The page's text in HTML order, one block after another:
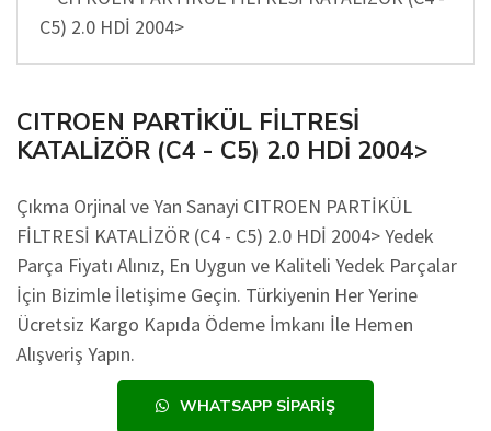
CITROEN PARTİKÜL FİLTRESİ
KATALİZÖR (C4 - C5) 2.0 HDİ 2004>
Çıkma Orjinal ve Yan Sanayi CITROEN PARTİKÜL
FİLTRESİ KATALİZÖR (C4 - C5) 2.0 HDİ 2004> Yedek
Parça Fiyatı Alınız, En Uygun ve Kaliteli Yedek Parçalar
İçin Bizimle İletişime Geçin. Türkiyenin Her Yerine
Ücretsiz Kargo Kapıda Ödeme İmkanı İle Hemen
Alışveriş Yapın.
WHATSAPP SIPARIŞ